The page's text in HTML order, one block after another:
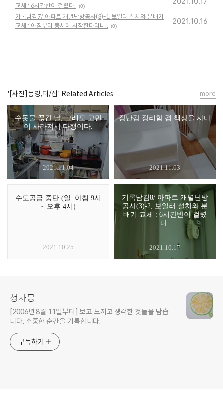
교체 : 6시간반이 걸렸다.
(0)
기록남김7/ 아파트 개별난방공사(3)-1, 보일러 설치와 분배기
교체 : 아침부터 동시에 시작한다더니..
(0)
2021.10.16
'[사진]풍경,터/집' Related Articles
수돗물 끊긴 날, 그래도 고민
이 사라져서 다행이다.
2021.11.04
장난감 정리함 겸 책상을 사다
2021.11.03
수도공급 중단 (일. 아침 9시
~ 오후 4시)
2021.10.25
기록남김8/ 아파트 개별난방
공사(3)-2, 보일러 설치와 분
배기 교체 : 6시간반이 걸렸
다.
2021.10.17
more
청자몽
[2006년 8월 11일부터] 보고 느끼고 생각한 것들을 담습
니다. 소중한 순간을 기록합니다.
구독하기